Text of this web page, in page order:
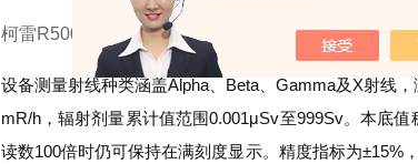
柯雷R500辐射检测仪 手持式核辐射剂量率：完整技
设备测量射线种类涵盖Alpha、Beta、Gamma及X射线
mR/h，辐射剂量累计值范围0.001μSv至999Sv。本底
读数100倍时仍可保持在满刻度显示。精度指标为±15%